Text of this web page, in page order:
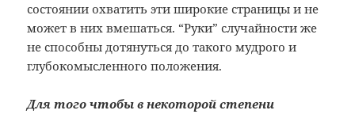
состоянии охватить эти широкие страницы и не
может в них вмешаться. “Руки” случайности же
не способны дотянуться до такого мудрого и
глубокомысленного положения.
Для того чтобы в некоторой степени